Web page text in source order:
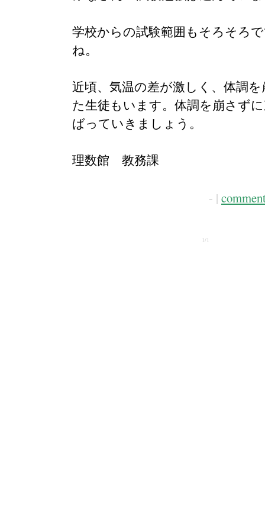
学校からの試験範囲もそろそろ
ね。
近頃、気温の差が激しく、体調
た生徒もいます。体調を崩さず
ばっていきましょう。
理数館 教務課
- |
1/1